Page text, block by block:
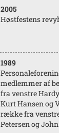
2005
Høstfestens
1989
medlemmer af
fra venstre
Kurt Hansen og
række fra
Petersen og